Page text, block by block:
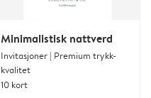
Minimalistisk nattverd
Invitasjoner | Premium trykk-
kvalitet
10 kort